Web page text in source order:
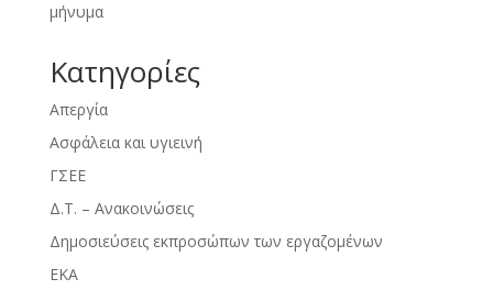
μήνυμα
Kατηγορίες
Απεργία
Ασφάλεια και υγιεινή
ΓΣΕΕ
Δ.Τ. – Ανακοινώσεις
Δημοσιεύσεις εκπροσώπων των εργαζομένων
ΕΚΑ